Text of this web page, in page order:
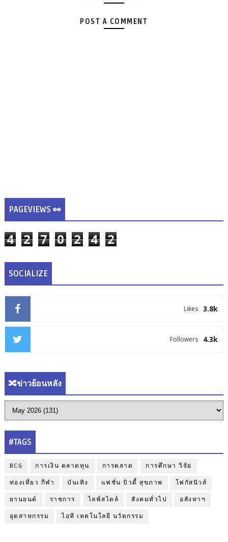
POST A COMMENT
PAGEVIEWS 👀
4 2 7 0 2 4 2
SOCIALIZE
3.8k
Likes
4.3k
Followers
🔀ข่าวย้อนหลัง
#TAGS
BCG การเงิน ตลาดทุน การตลาด การศึกษา วิจัย
ท่องเที่ยว กีฬา บันเทิง แฟชั่น บิวตี้ สุขภาพ โฟกัสนิวส์
ยานยนต์ ราชการ ไลฟ์สไตล์ สังคมทั่วไป อสังหาฯ
อุตสาหกรรม ไอที เทคโนโลยี นวัตกรรม